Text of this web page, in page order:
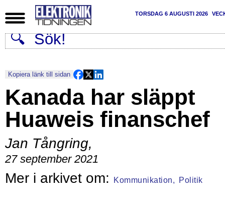
TORSDAG 6 AUGUSTI 2026
Kopiera länk till sidan
Kanada har släppt
Huaweis finanschef
Jan Tångring,
27 september 2021
Kommunikation, Politik